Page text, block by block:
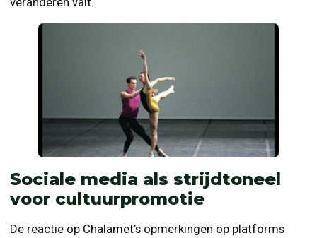
Sociale media als strijdtoneel
voor cultuurpromotie
De reactie op Chalamet’s opmerkingen op platforms